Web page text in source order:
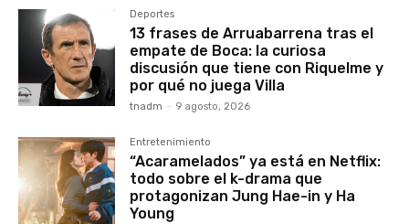
Deportes
13 frases de Arruabarrena tras el
empate de Boca: la curiosa
discusión que tiene con Riquelme y
por qué no juega Villa
tnadm - 9 agosto, 2026
Entretenimiento
“Acaramelados” ya está en Netflix:
todo sobre el k-drama que
protagonizan Jung Hae-in y Ha
Young